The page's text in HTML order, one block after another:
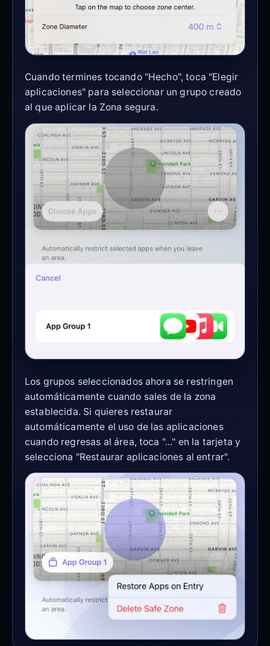
Cuando termines tocando "Hecho", toca "Elegir
aplicaciones" para seleccionar un grupo creado
al que aplicar la Zona segura.
Los grupos seleccionados ahora se restringen
automáticamente cuando sales de la zona
establecida. Si quieres restaurar
automáticamente el uso de las aplicaciones
cuando regresas al área, toca "..." en la tarjeta y
selecciona "Restaurar aplicaciones al entrar".